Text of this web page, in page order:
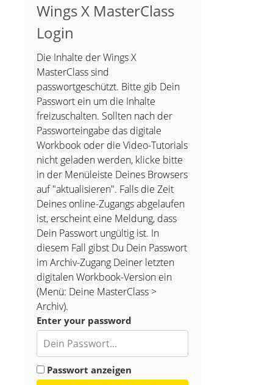
Wings X MasterClass
Login
Die Inhalte der Wings X
MasterClass sind
passwortgeschützt. Bitte gib Dein
Passwort ein um die Inhalte
freizuschalten. Sollten nach der
Passworteingabe das digitale
Workbook oder die Video-Tutorials
nicht geladen werden, klicke bitte
in der Menüleiste Deines Browsers
auf "aktualisieren". Falls die Zeit
Deines online-Zugangs abgelaufen
ist, erscheint eine Meldung, dass
Dein Passwort ungültig ist. In
diesem Fall gibst Du Dein Passwort
im Archiv-Zugang Deiner letzten
digitalen Workbook-Version ein
(Menü: Deine MasterClass >
Archiv).
Enter your password
Passwort anzeigen